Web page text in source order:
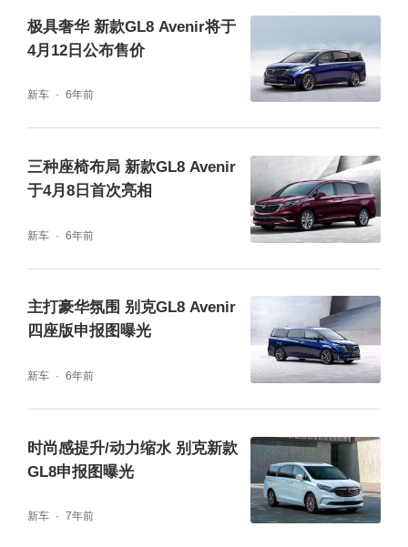
极具奢华 新款GL8 Avenir将于
4月12日公布售价
新车 6年前
三种座椅布局 新款GL8 Avenir
于4月8日首次亮相
新车 6年前
主打豪华氛围 别克GL8 Avenir
四座版申报图曝光
新车 6年前
时尚感提升/动力缩水 别克新款
GL8申报图曝光
新车 7年前